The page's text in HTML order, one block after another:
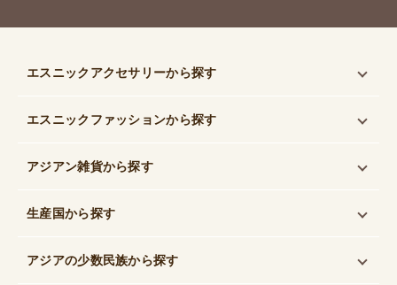
エスニックアクセサリーから探す
エスニックファッションから探す
アジアン雑貨から探す
生産国から探す
アジアの少数民族から探す